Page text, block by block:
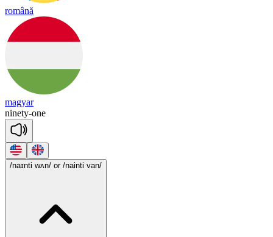
română
magyar
ninety-one
/naɪnti wʌn/ or /nainti van/